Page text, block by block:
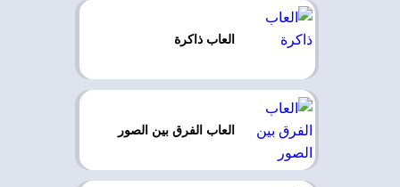
العاب ذاكرة
العاب الفرق بين الصور